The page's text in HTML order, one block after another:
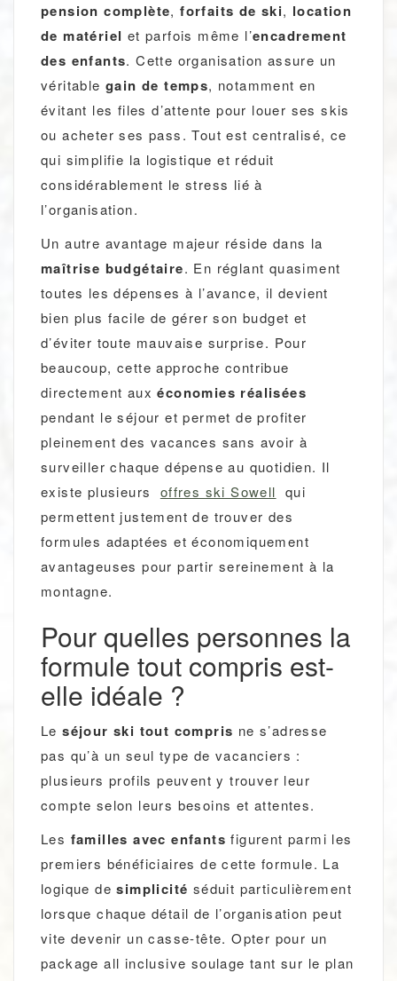
pension complète,forfaits de ski, location
de matériel et parfois même l’encadrement
des enfants. Cette organisation assure un
véritablegain de temps, notamment en
évitant les files d’attente pour louer ses skis
ou acheter ses pass. Tout est centralisé, ce
qui simplifie la logistique et réduit
considérablement le stress lié à
l’organisation.
Un autre avantage majeur réside dans la
maîtrise budgétaire. En réglant quasiment
toutes les dépenses à l’avance, il devient
bien plus facile de gérer son budget et
d’éviter toute mauvaise surprise. Pour
beaucoup, cette approche contribue
directement auxéconomies réalisées
pendant le séjour et permet de profiter
pleinement des vacances sans avoir à
surveiller chaque dépense au quotidien. Il
existe plusieurs
offres ski Sowell qui
permettent justement de trouver des
formules adaptées et économiquement
avantageuses pour partir sereinement à la
montagne.
Pour quelles personnes la
formule tout compris est-
elle idéale ?
Leséjour ski tout compris ne s’adresse
pas qu’à un seul type de vacanciers :
plusieurs profils peuvent y trouver leur
compte selon leurs besoins et attentes.
Les familles avec enfants figurent parmi les
premiers bénéficiaires de cette formule. La
logique desimplicité séduit particulièrement
lorsque chaque détail de l’organisation peut
vite devenir un casse-tête. Opter pour un
package all inclusive soulage tant sur le plan